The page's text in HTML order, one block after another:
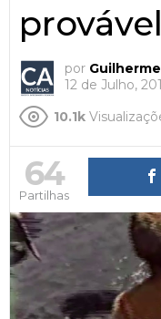
provável
por
12 de Julho,
10.1k
64
Partilhas